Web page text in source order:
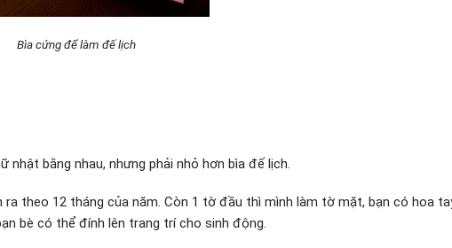
Bìa cứng để làm đế lịch
bằng nhau, nhưng phải nhỏ hơn bìa đế lịch.
theo 12 tháng của năm. Còn 1 tờ đầu thì mình làm tờ mặt, bạn có hoa
bè có thể đính lên trang trí cho sinh động.